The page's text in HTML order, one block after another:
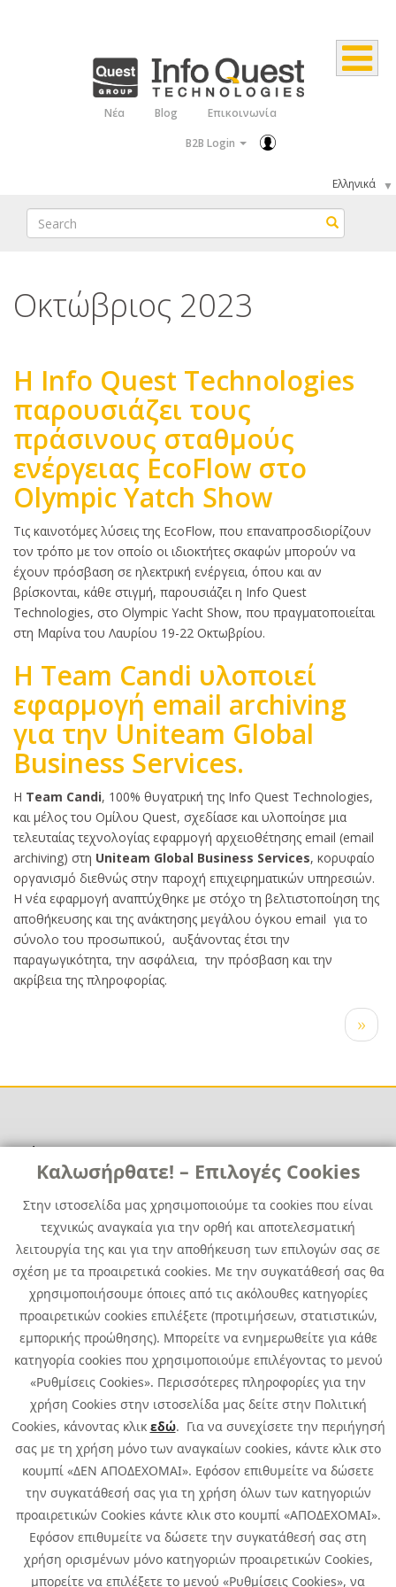
Καλωσήρθατε! – Επιλογές Cookies
Στην ιστοσελίδα μας χρησιμοποιούμε τα cookies που είναι
τεχνικώς αναγκαία για την ορθή και αποτελεσματική
λειτουργία της και για την αποθήκευση των επιλογών σας σε
σχέση με τα προαιρετικά cookies. Με την συγκατάθεσή σας θα
χρησιμοποιήσουμε όποιες από τις ακόλουθες κατηγορίες
προαιρετικών cookies επιλέξετε (προτιμήσεων, στατιστικών,
εμπορικής προώθησης). Μπορείτε να ενημερωθείτε για κάθε
κατηγορία cookies που χρησιμοποιούμε επιλέγοντας το μενού
«Ρυθμίσεις Cookies». Περισσότερες πληροφορίες για την
χρήση Cookies στην ιστοσελίδα μας δείτε στην Πολιτική
Cookies, κάνοντας κλικ εδώ. Για να συνεχίσετε την περιήγησή
σας με τη χρήση μόνο των αναγκαίων cookies, κάντε κλικ στο
κουμπί «ΔΕΝ ΑΠΟΔΕΧΟΜΑΙ». Εφόσον επιθυμείτε να δώσετε
την συγκατάθεσή σας για τη χρήση όλων των κατηγοριών
προαιρετικών Cookies κάντε κλικ στο κουμπί «ΑΠΟΔΕΧΟΜΑΙ».
Εφόσον επιθυμείτε να δώσετε την συγκατάθεσή σας στη
χρήση ορισμένων μόνο κατηγοριών προαιρετικών Cookies,
μπορείτε να επιλέξετε το μενού «Ρυθμίσεις Cookies», να
Νέα Blog
Επικοινωνία
B2B Login
Select
your
language
Search Search
Οκτώβριος 2023
H Info Quest Technologies
παρουσιάζει τους
πράσινους σταθμούς
ενέργειας ΕcoFlow στο
Οlympic Yatch Show
Κυρίως
κείμενο
Τις καινοτόμες λύσεις της EcoFlow, που επαναπροσδιορίζουν
τον τρόπο με τον οποίο οι ιδιοκτήτες σκαφών μπορούν να
έχουν πρόσβαση σε ηλεκτρική ενέργεια, όπου και αν
βρίσκονται, κάθε στιγμή, παρουσιάζει η Info Quest
Technologies, στο Olympic Yacht Show, που πραγματοποιείται
στη Μαρίνα του Λαυρίου 19-22 Οκτωβρίου.
Η Team Candi υλοποιεί
εφαρμογή email archiving
για την Uniteam Global
Business Services.
Κυρίως
κείμενο
Η Team Candi, 100% θυγατρική της Info Quest Technologies,
και μέλος του Ομίλου Quest, σχεδίασε και υλοποίησε μια
τελευταίας τεχνολογίας εφαρμογή αρχειοθέτησης email (email
archiving) στη Uniteam Global Business Services, κορυφαίο
οργανισμό διεθνώς στην παροχή επιχειρηματικών υπηρεσιών.
Η νέα εφαρμογή αναπτύχθηκε με στόχο τη βελτιστοποίηση της
αποθήκευσης και της ανάκτησης μεγάλου όγκου email για το
σύνολο του προσωπικού, αυξάνοντας έτσι την
παραγωγικότητα, την ασφάλεια, την πρόσβαση και την
ακρίβεια της πληροφορίας.
Next
page
››
Χρήσιμα
Χρήσιμα
Επικοινωνία
Media Kit
Καριέρα
Όμιλος Quest
Site Map